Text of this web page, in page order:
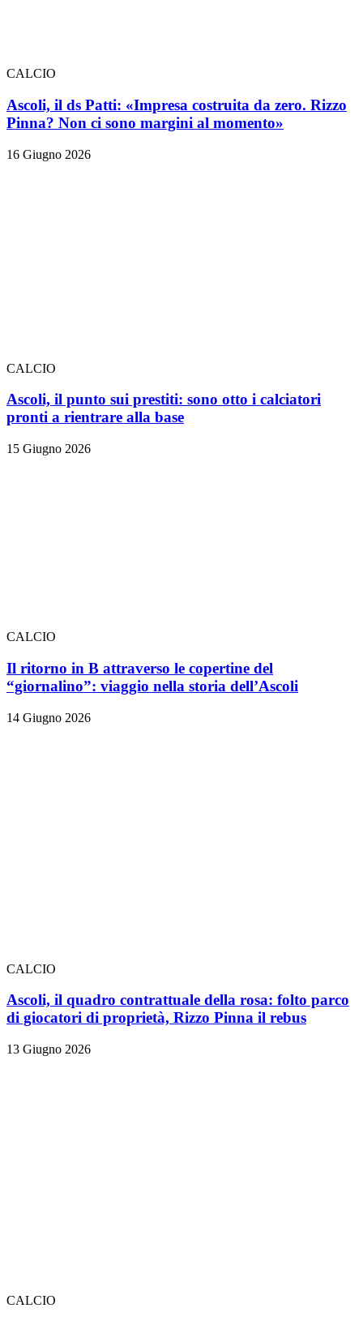
CALCIO
Ascoli, il ds Patti: «Impresa costruita da zero. Rizzo
Pinna? Non ci sono margini al momento»
16 Giugno 2026
CALCIO
Ascoli, il punto sui prestiti: sono otto i calciatori
pronti a rientrare alla base
15 Giugno 2026
CALCIO
Il ritorno in B attraverso le copertine del
“giornalino”: viaggio nella storia dell’Ascoli
14 Giugno 2026
CALCIO
Ascoli, il quadro contrattuale della rosa: folto parco
di giocatori di proprietà, Rizzo Pinna il rebus
13 Giugno 2026
CALCIO